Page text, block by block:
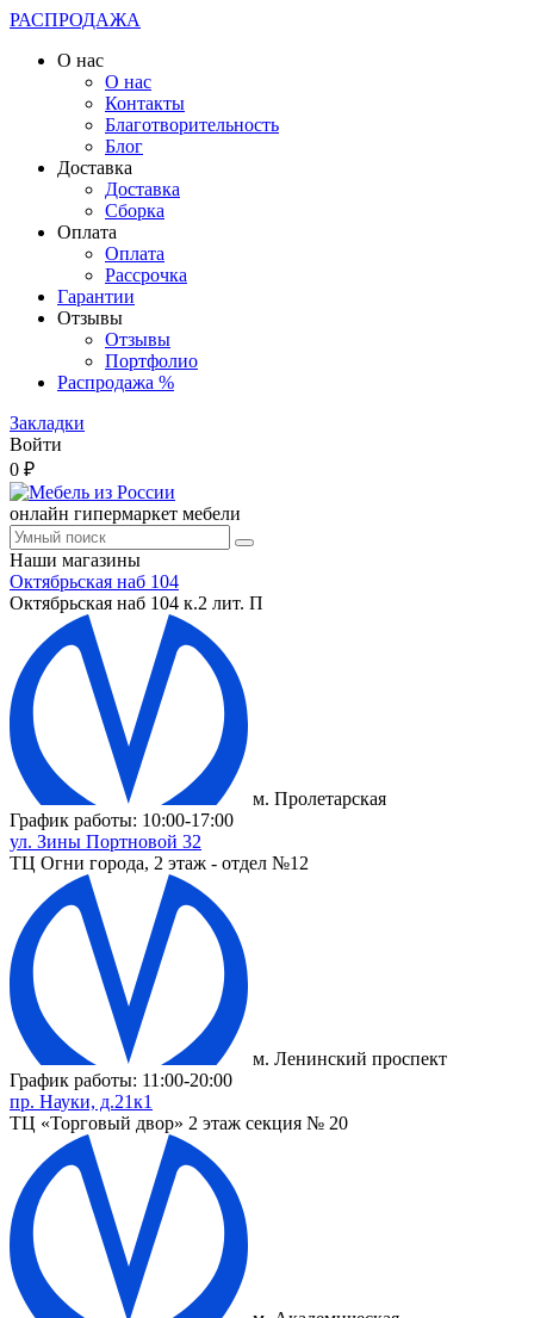
РАСПРОДАЖА
О нас
О нас
Контакты
Благотворительность
Блог
Доставка
Доставка
Сборка
Оплата
Оплата
Рассрочка
Гарантии
Отзывы
Отзывы
Портфолио
Распродажа %
Закладки
Войти
0 ₽
онлайн гипермаркет мебели
Наши магазины
Октябрьская наб 104
Октябрьская наб 104 к.2 лит. П
м. Пролетарская
График работы: 10:00-17:00
ул. Зины Портновой 32
ТЦ Огни города, 2 этаж - отдел №12
м. Ленинский проспект
График работы: 11:00-20:00
пр. Науки, д.21к1
ТЦ «Торговый двор» 2 этаж секция № 20